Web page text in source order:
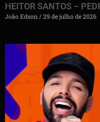
HEITOR SANTOS –
João Edson 29 de julho de 2026